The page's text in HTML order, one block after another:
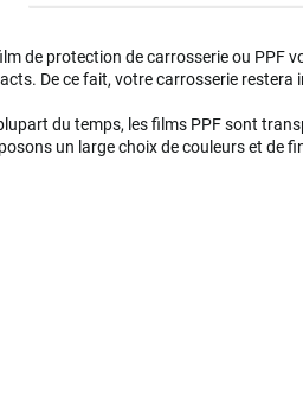
de protection de carrosserie ou PPF
De ce fait, votre carrosserie restera
du temps, les films PPF sont
un large choix de couleurs et de